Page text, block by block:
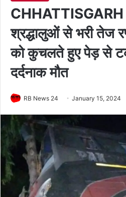
श्रद्धालुओं से भरी तेज
को कुचलते हुए पेड़ से
दर्दनाक मौत
RB News 24 January 15, 2024